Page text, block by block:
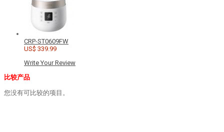
CRP-ST0609FW
US$ 339.99
Write Your Review
比较产品
您没有可比较的项目。